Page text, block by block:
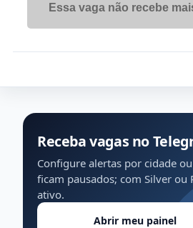
Essa vaga não recebe
Receba vagas no
Configure alertas por cidade
ficam pausados; com Silver ou
ativo.
Abrir meu painel